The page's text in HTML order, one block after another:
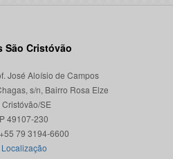
São Cristóvão
José Aloísio de Campos
s/n, Bairro Rosa Elze
SE
49107-230
Localização